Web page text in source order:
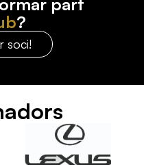
part
?
soci!